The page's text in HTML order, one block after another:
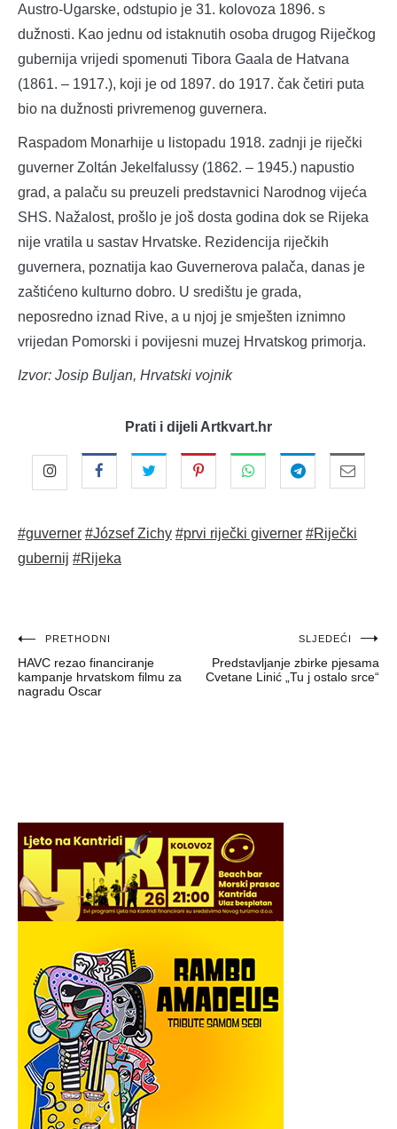
Austro-Ugarske, odstupio je 31. kolovoza 1896. s
dužnosti. Kao jednu od istaknutih osoba drugog Riječkog
gubernija vrijedi spomenuti Tibora Gaala de Hatvana
(1861. – 1917.), koji je od 1897. do 1917. čak četiri puta
bio na dužnosti privremenog guvernera.
Raspadom Monarhije u listopadu 1918. zadnji je riječki
guverner Zoltán Jekelfalussy (1862. – 1945.) napustio
grad, a palaču su preuzeli predstavnici Narodnog vijeća
SHS. Nažalost, prošlo je još dosta godina dok se Rijeka
nije vratila u sastav Hrvatske. Rezidencija riječkih
guvernera, poznatija kao Guvernerova palača, danas je
zaštićeno kulturno dobro. U središtu je grada,
neposredno iznad Rive, a u njoj je smješten iznimno
vrijedan Pomorski i povijesni muzej Hrvatskog primorja.
Izvor: Josip Buljan, Hrvatski vojnik
Prati i dijeli Artkvart.hr
#guverner #József Zichy #prvi riječki giverner #Riječki
gubernij #Rijeka
Navigacija
objava
PRETHODNI
HAVC rezao financiranje
kampanje hrvatskom filmu za
nagradu Oscar
SLJEDEĆI
Predstavljanje zbirke pjesama
Cvetane Linić „Tu j ostalo srce“